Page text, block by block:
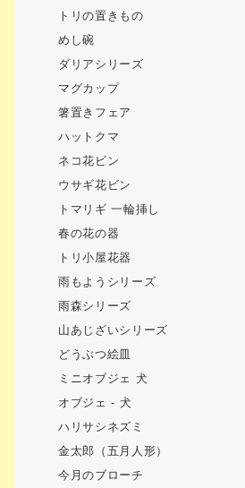
トリの置きもの
めし碗
ダリアシリーズ
マグカップ
箸置きフェア
ハットクマ
ネコ花ビン
ウサギ花ビン
トマリギ 一輪挿し
春の花の器
トリ小屋花器
雨もようシリーズ
雨森シリーズ
山あじざいシリーズ
どうぶつ絵皿
ミニオブジェ 犬
オブジェ - 犬
ハリサシネズミ
金太郎（五月人形）
今月のブローチ